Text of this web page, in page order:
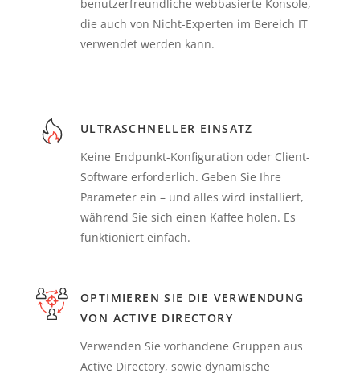
benutzerfreundliche webbasierte Konsole,
die auch von Nicht-Experten im Bereich IT
verwendet werden kann.
ULTRASCHNELLER EINSATZ
Keine Endpunkt-Konfiguration oder Client-
Software erforderlich. Geben Sie Ihre
Parameter ein – und alles wird installiert,
während Sie sich einen Kaffee holen. Es
funktioniert einfach.
OPTIMIEREN SIE DIE VERWENDUNG
VON ACTIVE DIRECTORY
Verwenden Sie vorhandene Gruppen aus
Active Directory, sowie dynamische